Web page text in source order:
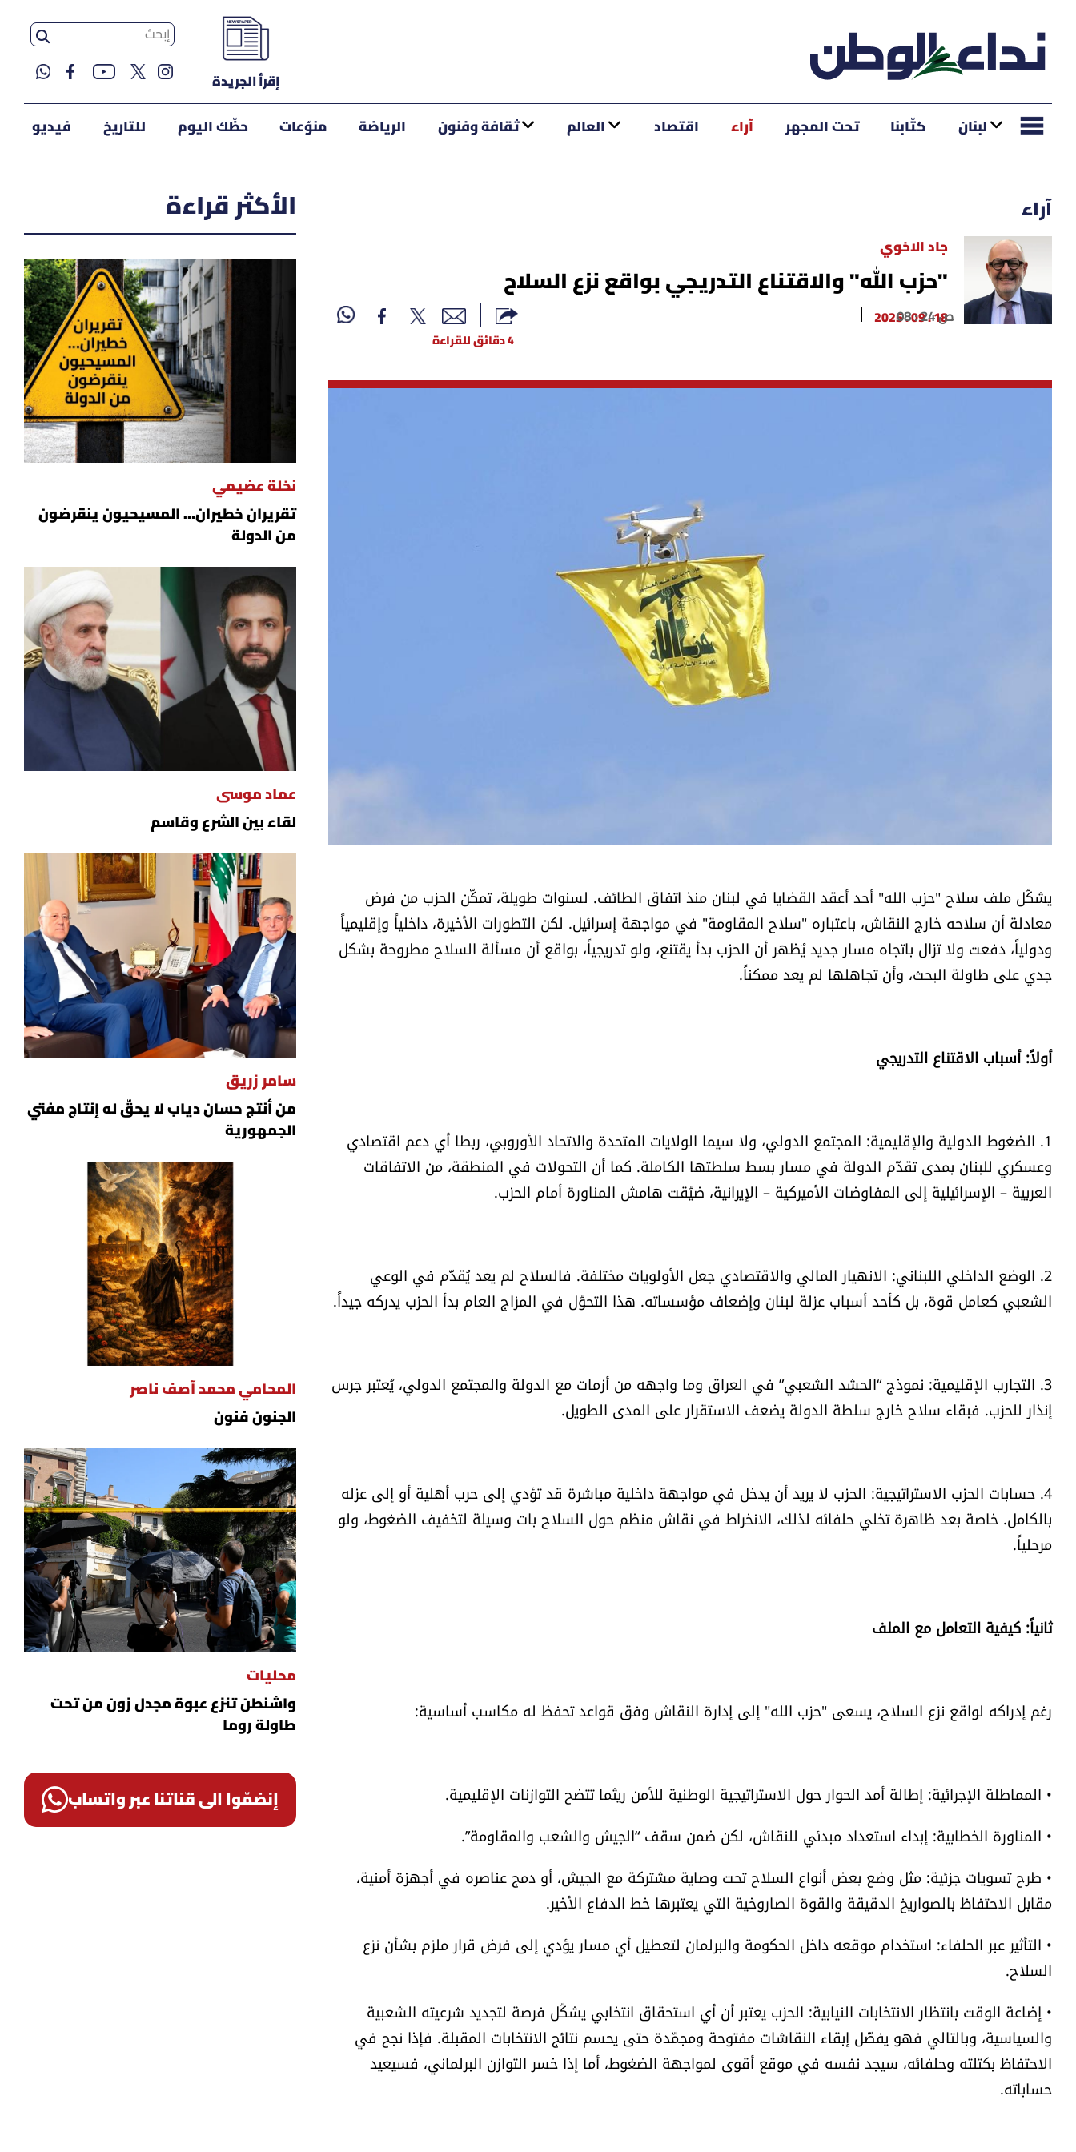
إقرأ الجريدة
لبنان كتّابنا تحت المجهر آراء اقتصاد العالم ثقافة وفنون الرياضة منوّعات حظّك اليوم للتاريخ فيديو
آراء
جاد الاخوي
"حزب الله" والاقتناع التدريجي بواقع نزع السلاح
18 . 09 . 2025
08 : 24 ص
4 دقائق للقراءة
يشكّل ملف سلاح "حزب الله" أحد أعقد القضايا في لبنان منذ اتفاق الطائف. لسنوات طويلة، تمكّن الحزب من فرض
معادلة أن سلاحه خارج النقاش، باعتباره "سلاح المقاومة" في مواجهة إسرائيل. لكن التطورات الأخيرة، داخلياً وإقليمياً
ودولياً، دفعت ولا تزال باتجاه مسار جديد يُظهر أن الحزب بدأ يقتنع، ولو تدريجياً، بواقع أن مسألة السلاح مطروحة بشكل
جدي على طاولة البحث، وأن تجاهلها لم يعد ممكناً.
أولاً: أسباب الاقتناع التدريجي
1. الضغوط الدولية والإقليمية: المجتمع الدولي، ولا سيما الولايات المتحدة والاتحاد الأوروبي، ربطا أي دعم اقتصادي
وعسكري للبنان بمدى تقدّم الدولة في مسار بسط سلطتها الكاملة. كما أن التحولات في المنطقة، من الاتفاقات
العربية – الإسرائيلية إلى المفاوضات الأميركية – الإيرانية، ضيّقت هامش المناورة أمام الحزب.
2. الوضع الداخلي اللبناني: الانهيار المالي والاقتصادي جعل الأولويات مختلفة. فالسلاح لم يعد يُقدَّم في الوعي
الشعبي كعامل قوة، بل كأحد أسباب عزلة لبنان وإضعاف مؤسساته. هذا التحوّل في المزاج العام بدأ الحزب يدركه جيداً.
3. التجارب الإقليمية: نموذج “الحشد الشعبي” في العراق وما واجهه من أزمات مع الدولة والمجتمع الدولي، يُعتبر جرس
إنذار للحزب. فبقاء سلاح خارج سلطة الدولة يضعف الاستقرار على المدى الطويل.
4. حسابات الحزب الاستراتيجية: الحزب لا يريد أن يدخل في مواجهة داخلية مباشرة قد تؤدي إلى حرب أهلية أو إلى عزله
بالكامل. خاصة بعد ظاهرة تخلي حلفائه لذلك، الانخراط في نقاش منظم حول السلاح بات وسيلة لتخفيف الضغوط، ولو
مرحلياً.
ثانياً: كيفية التعامل مع الملف
رغم إدراكه لواقع نزع السلاح، يسعى "حزب الله" إلى إدارة النقاش وفق قواعد تحفظ له مكاسب أساسية:
• المماطلة الإجرائية: إطالة أمد الحوار حول الاستراتيجية الوطنية للأمن ريثما تتضح التوازنات الإقليمية.
• المناورة الخطابية: إبداء استعداد مبدئي للنقاش، لكن ضمن سقف “الجيش والشعب والمقاومة”.
• طرح تسويات جزئية: مثل وضع بعض أنواع السلاح تحت وصاية مشتركة مع الجيش، أو دمج عناصره في أجهزة أمنية،
مقابل الاحتفاظ بالصواريخ الدقيقة والقوة الصاروخية التي يعتبرها خط الدفاع الأخير.
• التأثير عبر الحلفاء: استخدام موقعه داخل الحكومة والبرلمان لتعطيل أي مسار يؤدي إلى فرض قرار ملزم بشأن نزع
السلاح.
• إضاعة الوقت بانتظار الانتخابات النيابية: الحزب يعتبر أن أي استحقاق انتخابي يشكّل فرصة لتجديد شرعيته الشعبية
والسياسية، وبالتالي فهو يفضّل إبقاء النقاشات مفتوحة ومجمّدة حتى يحسم نتائج الانتخابات المقبلة. فإذا نجح في
الاحتفاظ بكتلته وحلفائه، سيجد نفسه في موقع أقوى لمواجهة الضغوط، أما إذا خسر التوازن البرلماني، فسيعيد
حساباته.
الأكثر قراءة
نخلة عضيمي
تقريران خطيران… المسيحيون ينقرضون
من الدولة
عماد موسى
لقاء بين الشرع وقاسم
سامر زريق
من أنتج حسان دياب لا يحقّ له إنتاج مفتي
الجمهورية
المحامي محمد آصف ناصر
الجنون فنون
محليات
واشنطن تنزع عبوة مجدل زون من تحت
طاولة روما
إنضمّوا الى قناتنا عبر واتساب